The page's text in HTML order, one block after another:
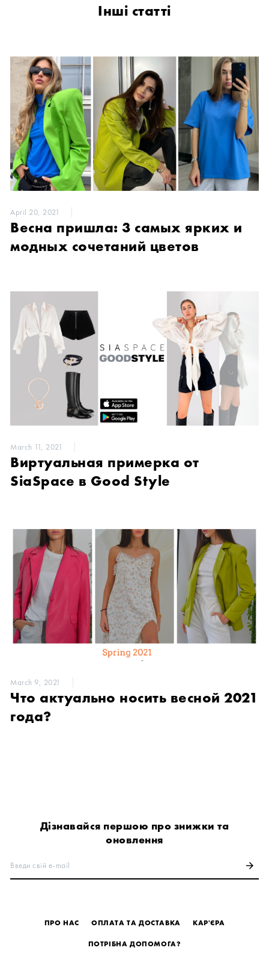
Інші статті
April 20, 2021
Весна пришла: 3 самых ярких и
модных сочетаний цветов
March 11, 2021
Виртуальная примерка от
SiaSpace в Good Style
March 9, 2021
Что актуально носить весной 2021
года?
Дізнавайся першою про знижки та
оновлення
Введи свій e-mail arrow_forward
ПРО НАС ОПЛАТА ТА ДОСТАВКА КАР'ЄРА
ПОТРІБНА ДОПОМОГА?